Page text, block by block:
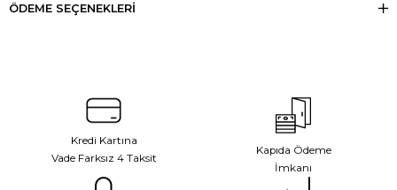
ÖDEME SEÇENEKLERI
Kredi Kartına
Vade Farksız 4 Taksit
Kapıda Ödeme
İmkanı